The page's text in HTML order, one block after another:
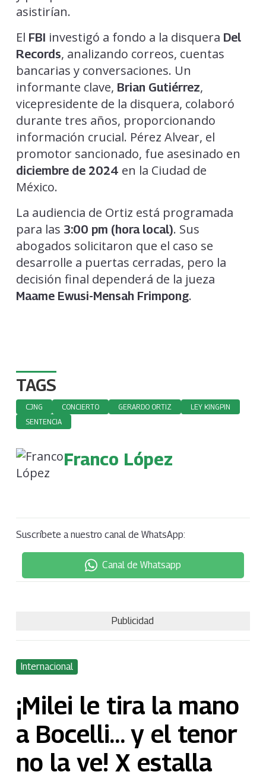
asistirían.
El FBI investigó a fondo a la disquera Del
Records, analizando correos, cuentas
bancarias y conversaciones. Un
informante clave, Brian Gutiérrez,
vicepresidente de la disquera, colaboró
durante tres años, proporcionando
información crucial. Pérez Alvear, el
promotor sancionado, fue asesinado en
diciembre de 2024 en la Ciudad de
México.
La audiencia de Ortiz está programada
para las 3:00 pm (hora local). Sus
abogados solicitaron que el caso se
desarrolle a puertas cerradas, pero la
decisión final dependerá de la jueza
Maame Ewusi-Mensah Frimpong.
TAGS
CJNG CONCIERTO GERARDO ORTIZ
LEY KINGPIN
SENTENCIA
Franco López
Suscríbete a nuestro canal de WhatsApp:
Canal de Whatsapp
Publicidad
Internacional
¡Milei le tira la mano
a Bocelli… y el tenor
no la ve! X estalla